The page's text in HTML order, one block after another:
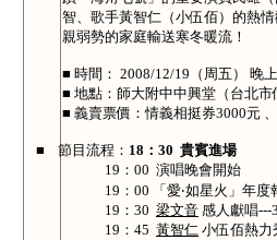
智、歌手黃智仁（小伍佰）的熱
親弱勢的家庭輸送寒冬暖流！
■ 時間： 2008/12/19 （周五） 晚上
■ 地點：師大附中中興堂（台北市
■ 義賣票價：情義相挺券3000元
■ 節目流程： 18 ：30 貴賓進場
19：00 演唱晚會開始
19：00 「愛‧如星火」年度
19：30 梁文音 感人獻唱---
19：45 黃智仁 小伍佰熱